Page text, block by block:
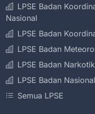
LPSE Badan
Nasional
LPSE Badan
LPSE Badan
LPSE Badan
LPSE Badan
Semua LPSE